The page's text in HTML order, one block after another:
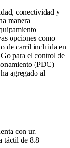
conectividad y
manera
opciones como
de carril incluida en
para el control de
(PDC)
agregado al
con un
táctil de 8.8